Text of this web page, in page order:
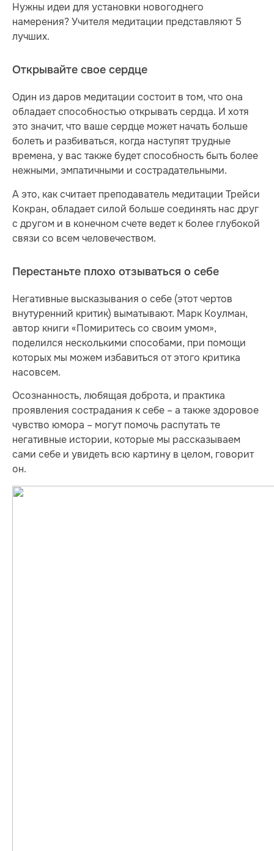
Нужны идеи для установки новогоднего
намерения? Учителя медитации представляют 5
лучших.
Открывайте свое сердце
Один из даров медитации состоит в том, что она
обладает способностью открывать сердца. И хотя
это значит, что ваше сердце может начать больше
болеть и разбиваться, когда наступят трудные
времена, у вас также будет способность быть более
нежными, эмпатичными и сострадательными.
А это, как считает преподаватель медитации Трейси
Кокран, обладает силой больше соединять нас друг
с другом и в конечном счете ведет к более глубокой
связи со всем человечеством.
Перестаньте плохо отзываться о себе
Негативные высказывания о себе (этот чертов
внутуренний критик) выматывают. Марк Коулман,
автор книги «Помиритесь со своим умом»,
поделился несколькими способами, при помощи
которых мы можем избавиться от этого критика
насовсем.
Осознанность, любящая доброта, и практика
проявления сострадания к себе – а также здоровое
чувство юмора – могут помочь распутать те
негативные истории, которые мы рассказываем
сами себе и увидеть всю картину в целом, говорит
он.